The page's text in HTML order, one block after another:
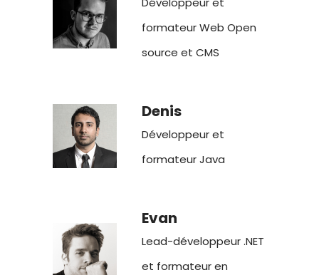
formateur Web Open
source et CMS
Denis
Développeur et
formateur Java
Evan
Lead-développeur .NET
et formateur en